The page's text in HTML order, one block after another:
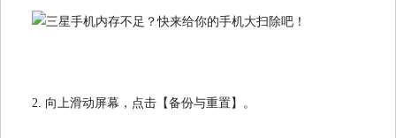
2. 向上滑动屏幕，点击【备份与重置】。